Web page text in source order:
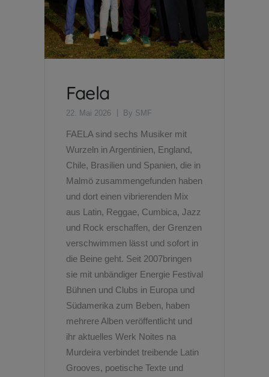
Faela
22. Mai 2026 By SMF
FAELA sind sechs Musiker mit
Wurzeln in Argentinien, England,
Chile, Brasilien und Spanien, die in
Malmö zusammengefunden haben
und dort einen vibrierenden Mix
aus Latin, Reggae, Cumbica, Jazz
und Rock erschaffen, der Grenzen
verschwimmen lässt und sofort in
die Beine geht. Seit 2007bringen
sie mit unbändiger Energie Festival
Bühnen und Clubs in Europa und
Südamerika zum Beben, haben
mehrere Alben veröffentlicht und
ihr aktuelles Werk Noites na
Murdeira verbindet treibende Latin
Grooves, poetische Texte und